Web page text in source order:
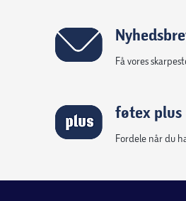
Personlig stil
taskens forside. Tasken er ideel til
overblik og funktionelle
Få vores
føtex plus
Fordele når du